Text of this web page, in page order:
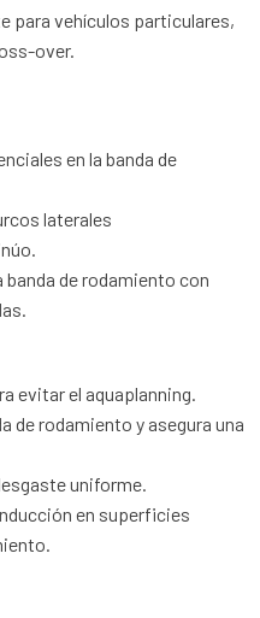
para vehículos particulares,
over.
en la banda de
laterales
de rodamiento con
evitar el aquaplanning.
de rodamiento y asegura una
uniforme.
en superficies